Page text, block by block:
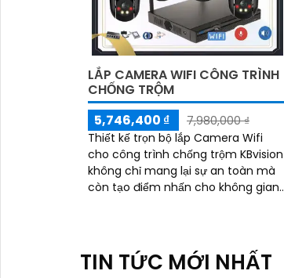
LẮP CAMERA WIFI CÔNG TRÌNH
CHỐNG TRỘM
5,746,400 ₫
7,980,000 ₫
Thiết kế trọn bộ lắp Camera Wifi
cho công trình chống trộm KBvision
không chỉ mang lại sự an toàn mà
còn tạo điểm nhấn cho không gian.
TIN TỨC MỚI NHẤT